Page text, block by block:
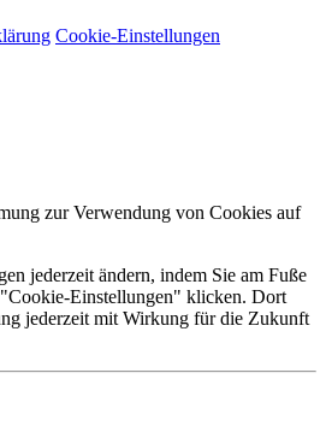
Cookie-Einstellungen
zur Verwendung von Cookies auf
jederzeit ändern, indem Sie am Fuße
Einstellungen" klicken. Dort
jederzeit mit Wirkung für die Zukunft